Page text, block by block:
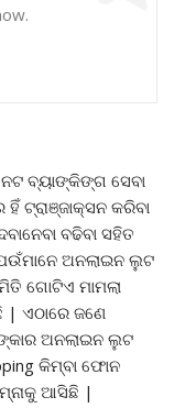
ବ୍ୟାଙ୍କିଙ୍ଗ ସେବା
ଟ୍ରାଞ୍ଜାକ୍ସନ କରିବା
ବଢିବା ସହିତ
ଅନଲାଇନ ଲୁଟ
ଗୋଟିଏ ମାମଲା
| ଏଠାରେ ଜଣେ
ଅନଲାଇନ ଲୁଟ
କିମ୍ବା ଫୋନ
ଆସିଛି |